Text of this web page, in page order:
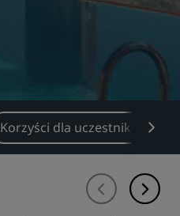
Korzyści dla uczestników